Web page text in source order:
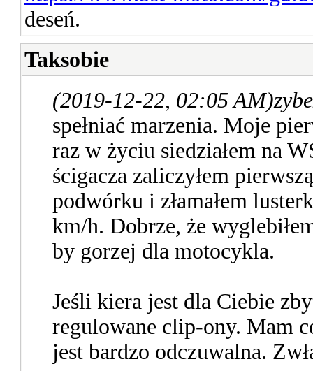
deseń.
Taksobie
(2019-12-22, 02:05 AM)
spełniać marzenia. Moje
raz w życiu siedziałem na
ścigacza zaliczyłem
podwórku i złamałem
km/h. Dobrze, że
by gorzej dla motocykla.
Jeśli kiera jest dla Ciebie
regulowane clip-ony. Mam
jest bardzo odczuwalna.